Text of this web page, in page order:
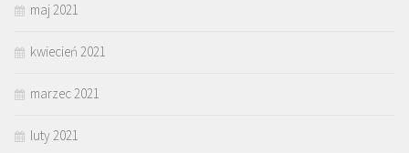
maj 2021
kwiecień 2021
marzec 2021
luty 2021